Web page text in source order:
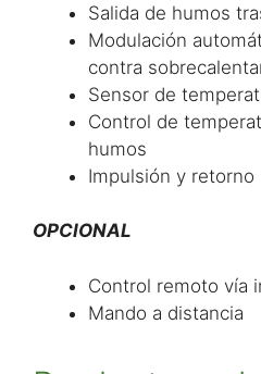
Salida de humos
Modulación
contra
Sensor de
Control de
humos
Impulsión y retorno
OPCIONAL
Control remoto vía
Mando a distancia